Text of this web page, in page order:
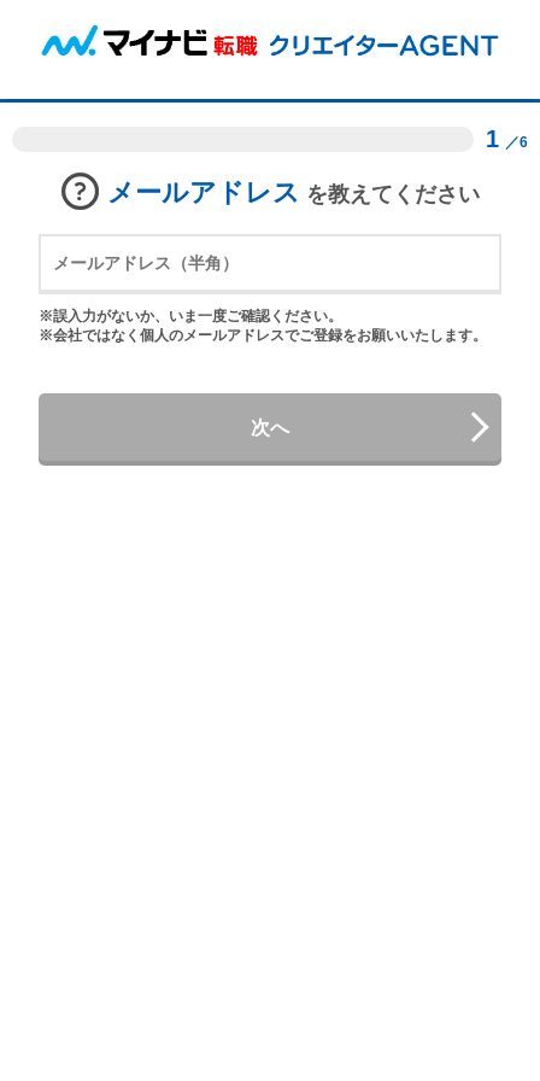
1 ／6
メールアドレス を教えてください
※誤入力がないか、いま一度ご確認ください。
※会社ではなく個人のメールアドレスでご登録をお願いいたします。
次へ